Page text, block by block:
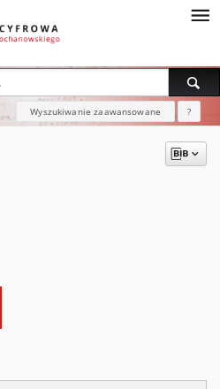
Wyszukiwanie zaawansowane ?